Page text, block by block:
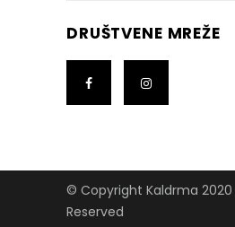
DRUŠTVENE MREŽE
© Copyright Kaldrma 2020
Reserved